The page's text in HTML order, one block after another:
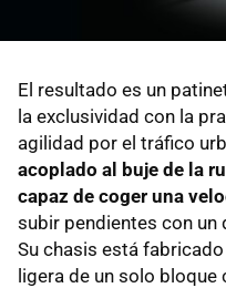
El resultado es un
la exclusividad con la
agilidad por el tráfico
acoplado al buje de la
capaz de coger una
subir pendientes con un
Su chasis está
ligera de un solo bloque